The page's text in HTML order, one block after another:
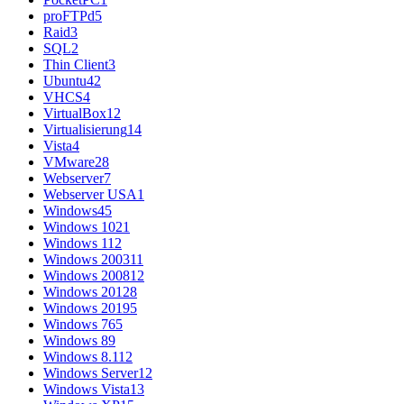
proFTPd5
Raid3
SQL2
Thin Client3
Ubuntu42
VHCS4
VirtualBox12
Virtualisierung14
Vista4
VMware28
Webserver7
Webserver USA1
Windows45
Windows 1021
Windows 11 2
Windows 200311
Windows 200812
Windows 20128
Windows 20195
Windows 765
Windows 89
Windows 8.112
Windows Server12
Windows Vista13